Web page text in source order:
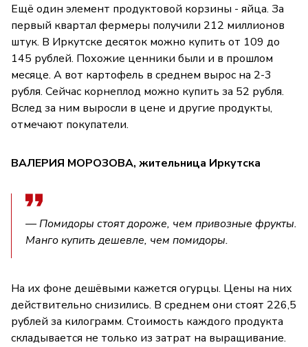
Ещё один элемент продуктовой корзины - яйца. За
первый квартал фермеры получили 212 миллионов
штук. В Иркутске десяток можно купить от 109 до
145 рублей. Похожие ценники были и в прошлом
месяце. А вот картофель в среднем вырос на 2-3
рубля. Сейчас корнеплод можно купить за 52 рубля.
Вслед за ним выросли в цене и другие продукты,
отмечают покупатели.
ВАЛЕРИЯ МОРОЗОВА, жительница Иркутска
— Помидоры стоят дороже, чем привозные фрукты.
Манго купить дешевле, чем помидоры.
На их фоне дешёвыми кажется огурцы. Цены на них
действительно снизились. В среднем они стоят 226,5
рублей за килограмм. Стоимость каждого продукта
складывается не только из затрат на выращивание.